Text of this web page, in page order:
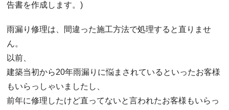
告書を作成します。)
雨漏り修理は、間違った施工方法で処理すると直りませ
ん。
以前、
建築当初から20年雨漏りに悩まされているといったお客様
もいらっしゃいましたし、
前年に修理したけど直ってないと言われたお客様もいらっ